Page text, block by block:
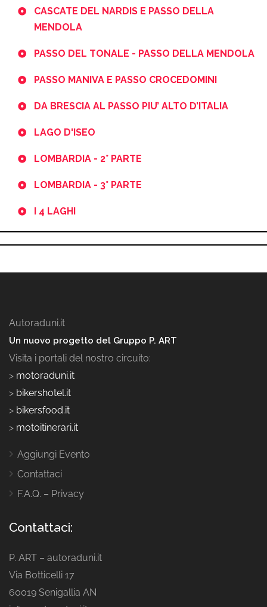
CASCATE DEL NARDIS E PASSO DELLA
MENDOLA
PASSO DEL TONALE - PASSO DELLA MENDOLA
PASSO MANIVA E PASSO CROCEDOMINI
DA BRESCIA AL PASSO PIU’ ALTO D’ITALIA
LAGO D'ISEO
LOMBARDIA - 2° PARTE
LOMBARDIA - 3° PARTE
I 4 LAGHI
Autoraduni.it
Un nuovo progetto del Gruppo P. ART
Visita i portali del nostro circuito:
> motoraduni.it
> bikershotel.it
> bikersfood.it
> motoitinerari.it
Aggiungi Evento
Contattaci
F.A.Q. – Privacy
Contattaci:
P. ART – autoraduni.it
Via Botticelli 17
60019 Senigallia AN